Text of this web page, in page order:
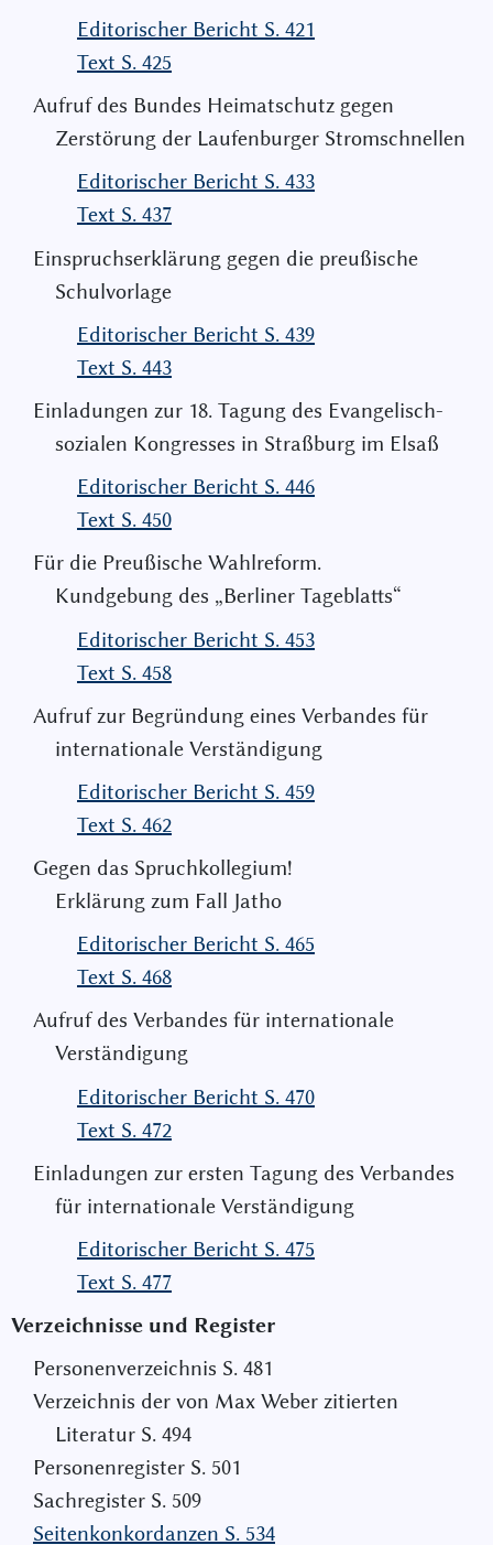
Editorischer Bericht S. 421
Text S. 425
Aufruf des Bundes Heimatschutz gegen
Zerstörung der Laufenburger Stromschnellen
Editorischer Bericht S. 433
Text S. 437
Einspruchserklärung gegen die preußische
Schulvorlage
Editorischer Bericht S. 439
Text S. 443
Einladungen zur 18. Tagung des Evangelisch-
sozialen Kongresses in Straßburg im Elsaß
Editorischer Bericht S. 446
Text S. 450
Für die Preußische Wahlreform.
Kundgebung des „Berliner Tageblatts“
Editorischer Bericht S. 453
Text S. 458
Aufruf zur Begründung eines Verbandes für
internationale Verständigung
Editorischer Bericht S. 459
Text S. 462
Gegen das Spruchkollegium!
Erklärung zum Fall Jatho
Editorischer Bericht S. 465
Text S. 468
Aufruf des Verbandes für internationale
Verständigung
Editorischer Bericht S. 470
Text S. 472
Einladungen zur ersten Tagung des Verbandes
für internationale Verständigung
Editorischer Bericht S. 475
Text S. 477
Verzeichnisse und Register
Personenverzeichnis S. 481
Verzeichnis der von Max Weber zitierten
Literatur S. 494
Personenregister S. 501
Sachregister S. 509
Seitenkonkordanzen S. 534